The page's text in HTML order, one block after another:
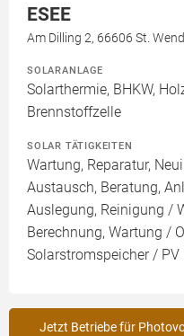
ESEE
Am Dilling 2, 66606 St.
SOLARANLAGE
Solarthermie, BHKW,
Brennstoffzelle
SOLAR TÄTIGKEITEN
Wartung, Reparatur,
Austausch, Beratung,
Auslegung, Reinigung /
Berechnung, Wartung /
Solarstromspeicher / PV
Jetzt Betriebe für